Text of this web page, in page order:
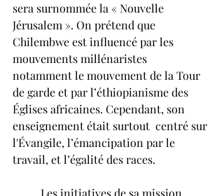
sera surnommée la « Nouvelle
Jérusalem ». On prétend que
Chilembwe est influencé par les
mouvements millénaristes
notamment le mouvement de la Tour
de garde et par l’éthiopianisme des
Églises africaines. Cependant, son
enseignement était surtout  centré sur
l'Évangile, l’émancipation par le
travail, et l’égalité des races.